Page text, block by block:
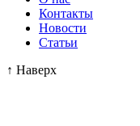
Контакты
Новости
Статьи
↑ Наверх